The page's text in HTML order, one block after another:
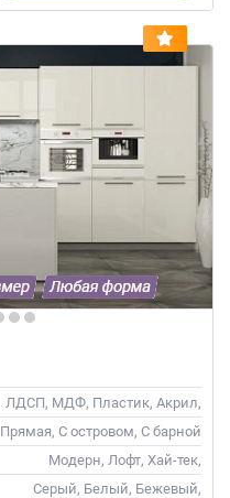
ЛДСП, МДФ, Пластик, Акрил,
Alvic / УФ лак, Глянцевые
Прямая, С островом, С барной
стойкой
Модерн, Лофт, Хай-тек,
Современные
Серый, Белый, Бежевый,